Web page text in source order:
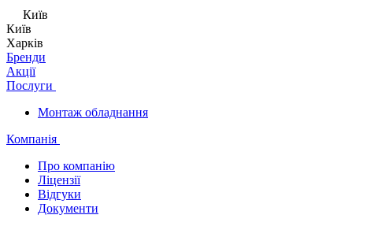
Київ
Київ
Харків
Бренди
Акції
Послуги
Монтаж обладнання
Компанія
Про компанію
Ліцензії
Відгуки
Документи